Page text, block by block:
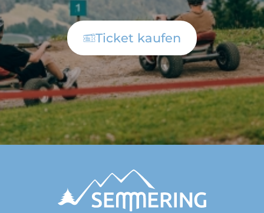
Ticket kaufen